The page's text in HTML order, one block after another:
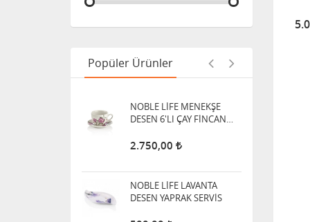
Popüler Ürünler
NOBLE LİFE MENEKŞE
2.750,00
NOBLE LİFE LAVANTA
DESEN YAPRAK SERVİS
500,00
ARZUM ALTRO EKMEK
KIZARTMA MAKİNESİ